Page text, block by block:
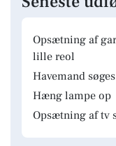
Opsætning af
lille reol
Havemand søges
Hæng lampe op
Opsætning af tv